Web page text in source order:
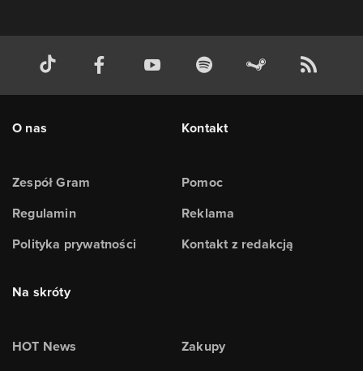
O nas
Zespół Gram
Regulamin
Polityka prywatności
Kontakt
Pomoc
Reklama
Kontakt z redakcją
Na skróty
HOT News
Zakupy